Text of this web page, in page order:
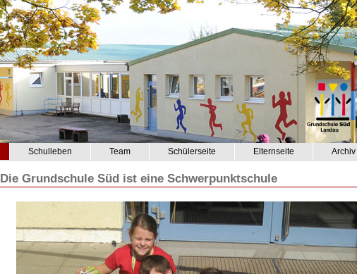
Schulleben Team Schülerseite Elternseite Archiv
Die Grundschule Süd ist eine Schwerpunktschule